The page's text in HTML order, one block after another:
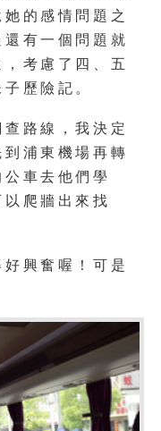
的感情問題之
有一個問題就
考慮了四、五
歷險記。
路線，我決定
浦東機場再轉
車去他們學
爬牆出來找
興奮喔！可是